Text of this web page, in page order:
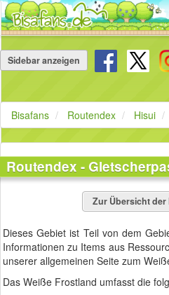
überspringen
Sidebar anzeigen
Bisafans Routendex Hisui
Routendex -
Zur Übersicht der
Dieses Gebiet ist Teil von dem
Informationen zu Items aus
unserer allgemeinen Seite zum
Das Weiße Frostland umfasst die